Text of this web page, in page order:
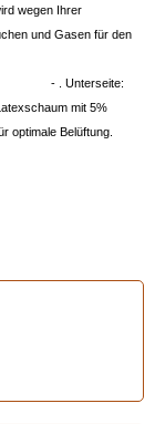
wegen Ihrer
und Gasen für den
- . Unterseite:
mit 5%
Belüftung.